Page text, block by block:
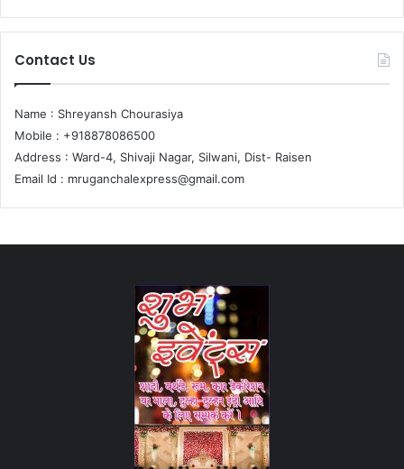
Contact Us
Name : Shreyansh Chourasiya
Mobile : +918878086500
Address : Ward-4, Shivaji Nagar, Silwani, Dist- Raisen
Email Id : mruganchalexpress@gmail.com